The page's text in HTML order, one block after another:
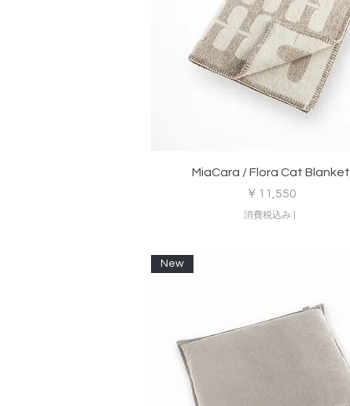
クイックビュー
MiaCara / Flora Cat Blanket
価格
￥11,550
消費税込み
New